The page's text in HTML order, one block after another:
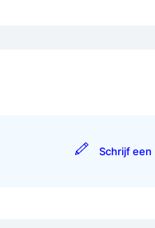
Schrijf